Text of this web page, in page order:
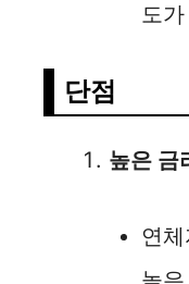
도
단점
높은 금
연